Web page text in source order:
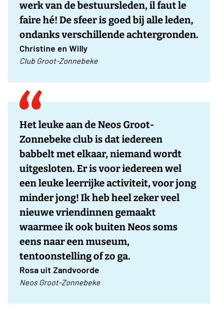
werk van de bestuursleden, il faut le
faire hé! De sfeer is goed bij alle leden,
ondanks verschillende achtergronden.
Christine en Willy
Club Groot-Zonnebeke
Het leuke aan de Neos Groot-
Zonnebeke club is dat iedereen
babbelt met elkaar, niemand wordt
uitgesloten. Er is voor iedereen wel
een leuke leerrijke activiteit, voor jong
minder jong! Ik heb heel zeker veel
nieuwe vriendinnen gemaakt
waarmee ik ook buiten Neos soms
eens naar een museum,
tentoonstelling of zo ga.
Rosa uit Zandvoorde
Neos Groot-Zonnebeke